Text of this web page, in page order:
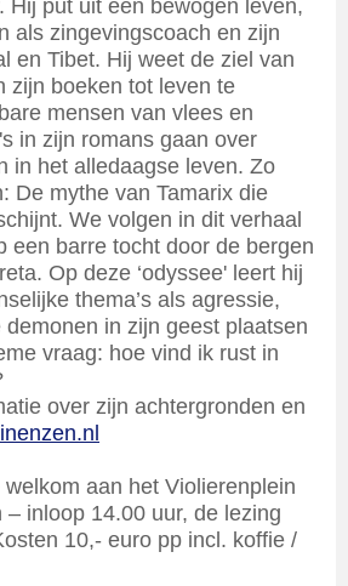
Hij put uit een bewogen leven,
als zingevingscoach en zijn
en Tibet. Hij weet de ziel van
zijn boeken tot leven te
mensen van vlees en
in zijn romans gaan over
in het alledaagse leven. Zo
De mythe van Tamarix die
We volgen in dit verhaal
een barre tocht door de bergen
Op deze ‘odyssee' leert hij
thema’s als agressie,
demonen in zijn geest plaatsen
vraag: hoe vind ik rust in
over zijn achtergronden en
aan het Violierenplein
– inloop 14.00 uur, de lezing
10,- euro pp incl. koffie /